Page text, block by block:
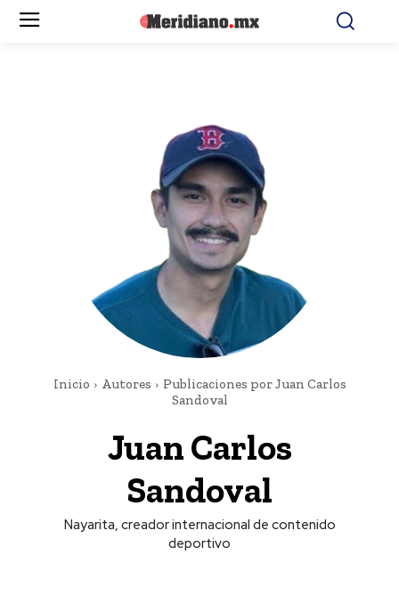
Inicio Autores
Publicaciones por Juan Carlos
Sandoval
Juan Carlos
Sandoval
Nayarita, creador internacional de contenido
deportivo